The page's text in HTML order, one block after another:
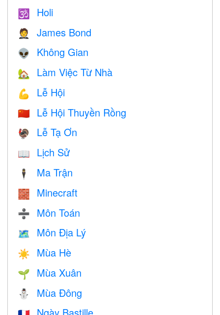
🕉 Holi
🤵 James Bond
👽 Không Gian
🏡 Làm Việc Từ Nhà
💪 Lễ Hội
🇨🇳 Lễ Hội Thuyền Rồng
🦃 Lễ Tạ Ơn
📖 Lịch Sử
🕴️ Ma Trận
🧱 Minecraft
➗ Môn Toán
🗺 Môn Địa Lý
☀️ Mùa Hè
🌱 Mùa Xuân
⛄ Mùa Đông